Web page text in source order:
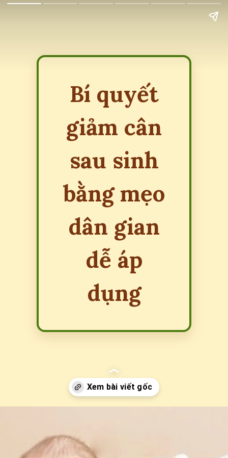
Bí quyết
giảm cân
sau sinh
bằng mẹo
dân gian
dễ áp
dụng